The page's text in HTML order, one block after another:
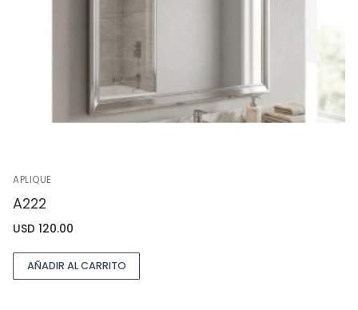
APLIQUE
A222
USD 120.00
AÑADIR AL CARRITO